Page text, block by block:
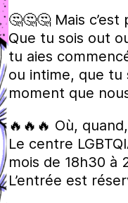
🤔🤔🤔 Mais
Que tu sois out
tu aies
ou intime, que tu
moment que
🔥🔥🔥 Où,
Le centre
mois de 18h30 à
L’entrée est